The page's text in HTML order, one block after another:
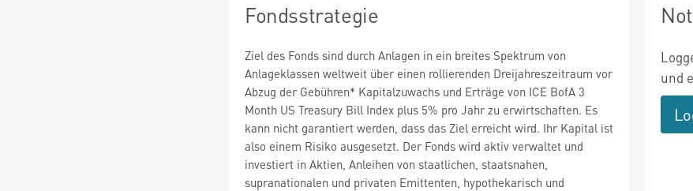
Fondsstrategie
Ziel des Fonds sind durch Anlagen in ein breites Spektrum von
Anlageklassen weltweit über einen rollierenden Dreijahreszeitraum vor
Abzug der Gebühren* Kapitalzuwachs und Erträge von ICE BofA 3
Month US Treasury Bill Index plus 5% pro Jahr zu erwirtschaften. Es
kann nicht garantiert werden, dass das Ziel erreicht wird. Ihr Kapital ist
also einem Risiko ausgesetzt. Der Fonds wird aktiv verwaltet und
investiert in Aktien, Anleihen von staatlichen, staatsnahen,
supranationalen und privaten Emittenten, hypothekarisch und
und